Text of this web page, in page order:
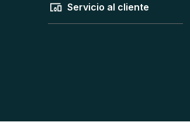
Servicio al cliente